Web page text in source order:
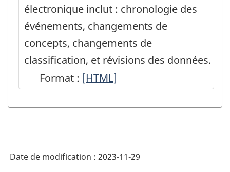
électronique inclut : chronologie des
événements, changements de
concepts, changements de
classification, et révisions des données.
Format : Les
en
comptes
[HTML]
Date de modification : 2023-11-29